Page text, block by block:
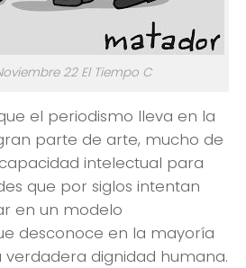
22 El Tiempo C
el periodismo lleva en la
parte de arte, mucho de
intelectual para
que por siglos intentan
en un modelo
desconoce en la mayoría
verdadera dignidad humana.